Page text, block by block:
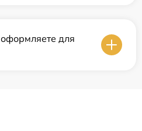
для